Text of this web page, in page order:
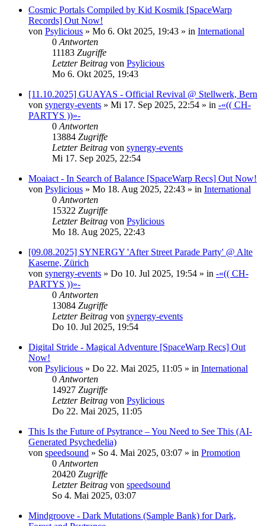
Cosmic Portals Compiled by Kid Kosmik [SpaceWarp
Records] Out Now!
von Psylicious » Mo 6. Okt 2025, 19:43 » in International
0 Antworten
11183 Zugriffe
Letzter Beitrag von Psylicious
Mo 6. Okt 2025, 19:43
[11.10.2025] GUAYAS - Official Revival @ Stellwerk, Bern
von synergy-events » Mi 17. Sep 2025, 22:54 » in -«(( CH-
PARTYS ))»-
0 Antworten
13884 Zugriffe
Letzter Beitrag von synergy-events
Mi 17. Sep 2025, 22:54
Moaiact - In Search of Balance [SpaceWarp Recs] Out Now!
von Psylicious » Mo 18. Aug 2025, 22:43 » in International
0 Antworten
15322 Zugriffe
Letzter Beitrag von Psylicious
Mo 18. Aug 2025, 22:43
[09.08.2025] SYNERGY 'After Street Parade Party' @ Alte
Kaserne, Zürich
von synergy-events » Do 10. Jul 2025, 19:54 » in -«(( CH-
PARTYS ))»-
0 Antworten
13084 Zugriffe
Letzter Beitrag von synergy-events
Do 10. Jul 2025, 19:54
Digital Stride - Magical Adventure [SpaceWarp Recs] Out
Now!
von Psylicious » Do 22. Mai 2025, 11:05 » in International
0 Antworten
14927 Zugriffe
Letzter Beitrag von Psylicious
Do 22. Mai 2025, 11:05
This Is the Future of Psytrance – You Need to See This (AI-
Generated Psychedelia)
von speedsound » So 4. Mai 2025, 03:07 » in Promotion
0 Antworten
20420 Zugriffe
Letzter Beitrag von speedsound
So 4. Mai 2025, 03:07
Mindgroove - Dark Mutations (Sample Bank) for Dark,